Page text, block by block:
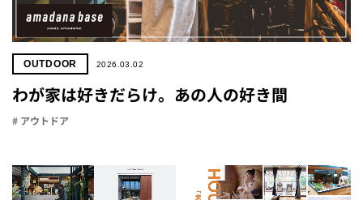
OUTDOOR 2026.03.02
わが家は好きだらけ。あの人の好き間
# アウトドア